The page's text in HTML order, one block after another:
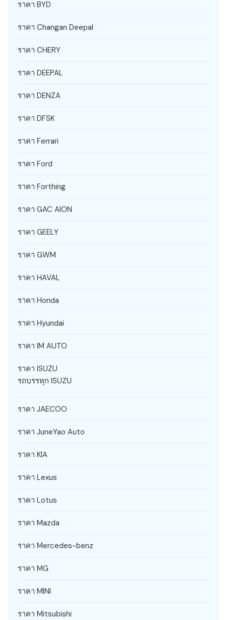
ราคา BYD
ราคา Changan Deepal
ราคา CHERY
ราคา DEEPAL
ราคา DENZA
ราคา DFSK
ราคา Ferrari
ราคา Ford
ราคา Forthing
ราคา GAC AION
ราคา GEELY
ราคา GWM
ราคา HAVAL
ราคา Honda
ราคา Hyundai
ราคา IM AUTO
ราคา ISUZU
รถบรรทุก ISUZU
ราคา JAECOO
ราคา JuneYao Auto
ราคา KIA
ราคา Lexus
ราคา Lotus
ราคา Mazda
ราคา Mercedes-benz
ราคา MG
ราคา MINI
ราคา Mitsubishi